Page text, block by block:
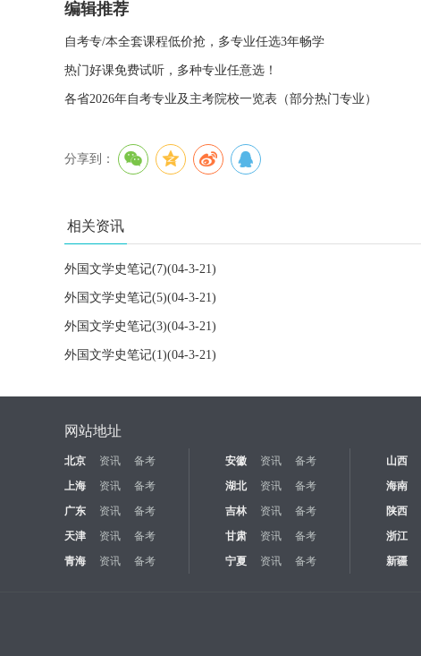
编辑推荐
自考专/本全套课程低价抢，多专业任选3年畅学
热门好课免费试听，多种专业任意选！
各省2026年自考专业及主考院校一览表（部分热门专业）
分享到：
相关资讯
外国文学史笔记(7)(04-3-21)
外国文学史笔记(5)(04-3-21)
外国文学史笔记(3)(04-3-21)
外国文学史笔记(1)(04-3-21)
网站地址
北京 资讯 备考 安徽 资讯 备考 山西
上海
资讯 备考 湖北 资讯 备考 海南
广东
资讯 备考 吉林 资讯 备考 陕西
天津
资讯 备考 甘肃 资讯 备考 浙江
青海
资讯 备考 宁夏 资讯 备考 新疆